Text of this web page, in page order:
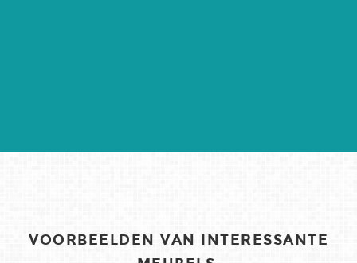
VOORBEELDEN VAN INTERESSANTE